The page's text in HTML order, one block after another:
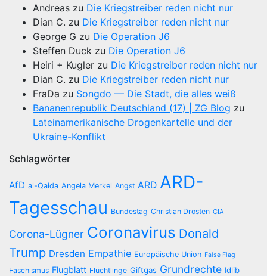
Andreas zu Die Kriegstreiber reden nicht nur
Dian C. zu Die Kriegstreiber reden nicht nur
George G zu Die Operation J6
Steffen Duck zu Die Operation J6
Heiri + Kugler zu Die Kriegstreiber reden nicht nur
Dian C. zu Die Kriegstreiber reden nicht nur
FraDa zu Songdo — Die Stadt, die alles weiß
Bananenrepublik Deutschland (17) | ZG Blog zu
Lateinamerikanische Drogenkartelle und der
Ukraine-Konflikt
Schlagwörter
AfD al-Qaida Angela Merkel Angst ARD ARD-
Tagesschau Bundestag Christian Drosten CIA
Corona-Lügner Coronavirus Donald
Trump Dresden Empathie Europäische Union False Flag
Faschismus Flugblatt Flüchtlinge Giftgas Grundrechte Idlib